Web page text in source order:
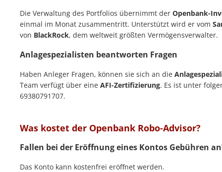
Die Verwaltung des Portfolios übernimmt der Openbank-
einmal im Monat zusammentritt. Unterstützt wird er vom
von BlackRock, dem weltweit größten Vermögensverwalter.
Anlagespezialisten beantworten Fragen
Haben Anleger Fragen, können sie sich an die
Team verfügt über eine AFI-Zertifizierung. Es ist unter
69380791707.
Was kostet der Openbank Robo-Advisor?
Fallen bei der Eröffnung eines Kontos Gebühren
Das Konto kann kostenfrei eröffnet werden.